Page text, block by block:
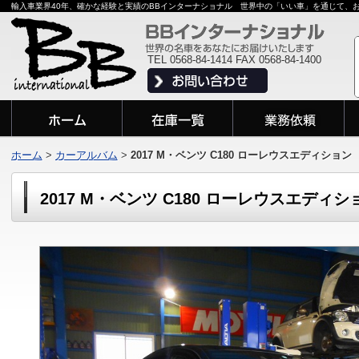
輸入車業界40年、確かな経験と実績のBBインターナショナル 世界中の「いい車」を通じて、
TEL 0568-84-1414 FAX 0568-84-1400
2017 M・ベンツ C180 ローレウスエディシ
ホーム > カーアルバム > 2017 M・ベンツ C180 ローレウスエディション